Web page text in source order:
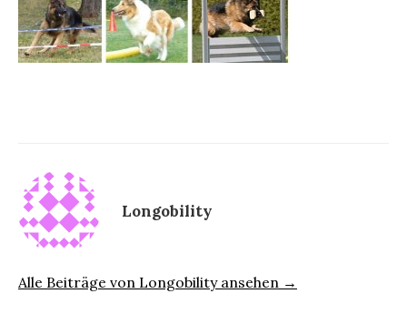
Longobility
Alle Beiträge von Longobility ansehen →